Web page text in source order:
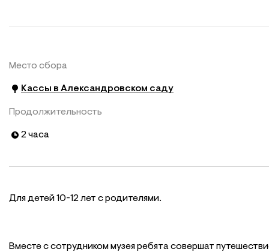
Место сбора
Кассы в Александровском саду
Продолжительность
2 часа
Для детей 10-12 лет с родителями.
Вместе с сотрудником музея ребята совершат